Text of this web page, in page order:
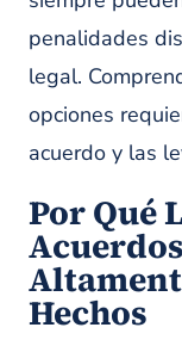
penalidades
legal.
opciones
acuerdo y las
Por Qué
Hechos